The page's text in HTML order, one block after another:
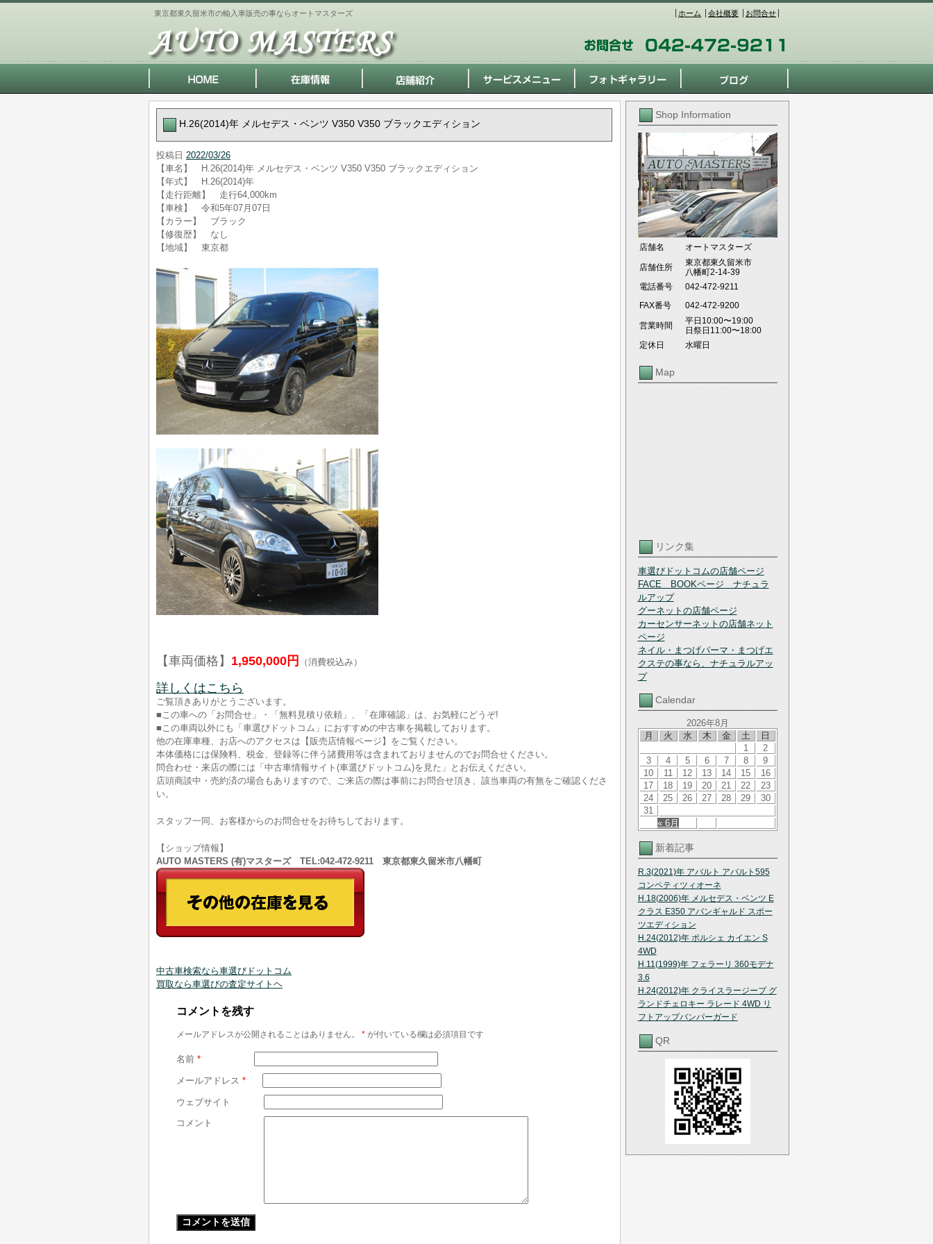
東京都東久留米市の輸入車販売の事ならオートマスターズ ホーム 会社概要 お問合せ
Shop Information
店舗名 オートマスターズ
店舗住所
東京都東久留米市
八幡町2-14-39
電話番号
042-472-9211
FAX番号
042-472-9200
営業時間
平日10:00〜19:00
日祭日11:00〜18:00
定休日
水曜日
Map
リンク集
車選びドットコムの店舗ページ
FACE BOOKページ ナチュラ
ルアップ
グーネットの店舗ページ
カーセンサーネットの店舗ネット
ページ
ネイル・まつげパーマ・まつげエ
クステの事なら、ナチュラルアッ
プ
Calendar
2026年8月
月
火 水 木 金 土 日
« 6月
1
2
3
4 5 6 7 8
9
10
11 12 13 14 15
16
17
18 19 20 21 22
23
24
25 26 27 28 29
30
31
新着記事
R.3(2021)年 アバルト アバルト595
コンペティツィオーネ
H.18(2006)年 メルセデス・ベンツ E
クラス E350 アバンギャルド スポー
ツエディション
H.24(2012)年 ポルシェ カイエン S
4WD
H.11(1999)年 フェラーリ 360モデナ
3.6
H.24(2012)年 クライスラージープ グ
ランドチェロキー ラレード 4WD リ
フトアップバンパーガード
QR
H.26(2014)年 メルセデス・ベンツ V350 V350 ブラックエディション
投稿日 2022/03/26
【車名】 H.26(2014)年 メルセデス・ベンツ V350 V350 ブラックエディション
【年式】 H.26(2014)年
【走行距離】 走行64,000km
【車検】 令和5年07月07日
【カラー】 ブラック
【修復歴】 なし
【地域】 東京都
【車両価格】 1,950,000円 （消費税込み）
詳しくはこちら
ご覧頂きありがとうございます。
■この車への「お問合せ」・「無料見積り依頼」、「在庫確認」は、お気軽にどうぞ!
■この車両以外にも「車選びドットコム」におすすめの中古車を掲載しております。
他の在庫車種、お店へのアクセスは【販売店情報ページ】をご覧ください。
本体価格には保険料、税金、登録等に伴う諸費用等は含まれておりませんのでお問合せください。
問合わせ・来店の際には「中古車情報サイト(車選びドットコム)を見た」とお伝えください。
店頭商談中・売約済の場合もありますので、ご来店の際は事前にお問合せ頂き、該当車両の有無をご確認くださ
い。
スタッフ一同、お客様からのお問合せをお待ちしております。
【ショップ情報】
AUTO MASTERS (有)マスターズ TEL:042-472-9211 東京都東久留米市八幡町
中古車検索なら車選びドットコム
買取なら車選びの査定サイトヘ
コメントを残す
メールアドレスが公開されることはありません。 * が付いている欄は必須項目です
名前 *
メールアドレス *
ウェブサイト
コメント